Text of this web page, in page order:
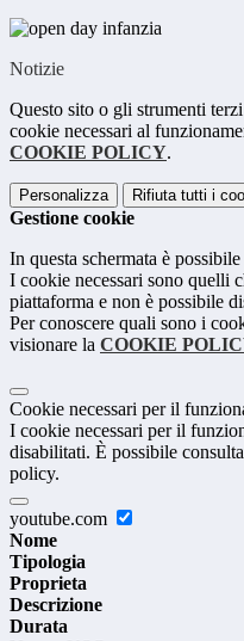
Notizie
Questo sito o gli strumenti
cookie necessari al
COOKIE POLICY.
Personalizza Rifiuta tutti i
Gestione cookie
In questa schermata è
I cookie necessari sono quelli
piattaforma e non è possibile
Per conoscere quali sono i
visionare la COOKIE
Cookie necessari per il
I cookie necessari per il
disabilitati. È possibile
policy.
youtube.com
Nome
Tipologia
Proprieta
Descrizione
Durata